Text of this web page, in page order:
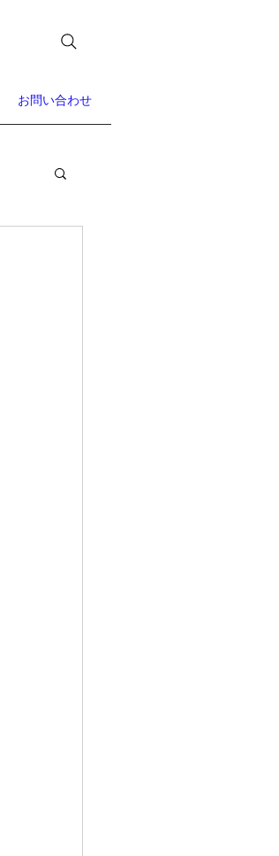
お問い合わせ